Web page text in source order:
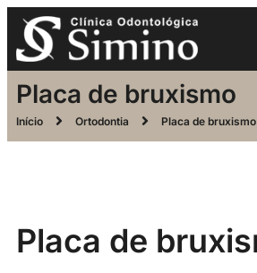
Placa de bruxismo
Início Ortodontia Placa de bruxismo
Placa de